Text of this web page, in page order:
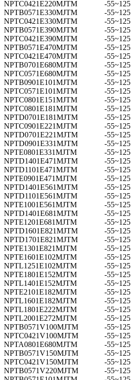
NPTC0421E220MJTM
-55~125
NPTB0571E330MJTM
-55~125
NPTC0421E330MJTM
-55~125
NPTB0571E390MJTM
-55~125
NPTC0421E390MJTM
-55~125
NPTB0571E470MJTM
-55~125
NPTC0421E470MJTM
-55~125
NPTB0701E680MJTM
-55~125
NPTC0571E680MJTM
-55~125
NPTB0901E101MJTM
-55~125
NPTC0571E101MJTM
-55~125
NPTC0801E151MJTM
-55~125
NPTC0801E181MJTM
-55~125
NPTD0701E181MJTM
-55~125
NPTC0901E221MJTM
-55~125
NPTD0701E221MJTM
-55~125
NPTD0901E331MJTM
-55~125
NPTE0801E331MJTM
-55~125
NPTD1401E471MJTM
-55~125
NPTD1101E471MJTM
-55~125
NPTE0901E471MJTM
-55~125
NPTD1401E561MJTM
-55~125
NPTD1101E561MJTM
-55~125
NPTE1001E561MJTM
-55~125
NPTD1401E681MJTM
-55~125
NPTE1201E681MJTM
-55~125
NPTD1601E821MJTM
-55~125
NPTD1701E821MJTM
-55~125
NPTE1301E821MJTM
-55~125
NPTE1601E102MJTM
-55~125
NPTL1251E102MJTM
-55~125
NPTE1801E152MJTM
-55~125
NPTL1401E152MJTM
-55~125
NPTE2101E182MJTM
-55~125
NPTL1601E182MJTM
-55~125
NPTL1801E222MJTM
-55~125
NPTL2001E272MJTM
-55~125
NPTB0571V100MJTM
-55~125
NPTC0421V100MJTM
-55~125
NPTA0801E680MJTM
-55~125
NPTB0571V150MJTM
-55~125
NPTC0421V150MJTM
-55~125
NPTB0571V220MJTM
-55~125